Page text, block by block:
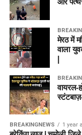
और
मेरठ में
वाला
वायरल-
स्टंटबाज़-
BREAKINGNEWS 1 year